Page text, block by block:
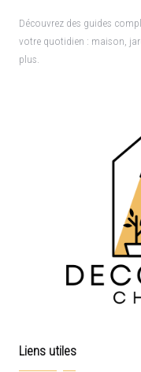
Découvrez des guides
votre quotidien : maison,
plus.
Liens utiles